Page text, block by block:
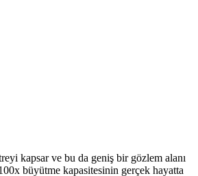
kapsar ve bu da geniş bir gözlem alanı
büyütme kapasitesinin gerçek hayatta